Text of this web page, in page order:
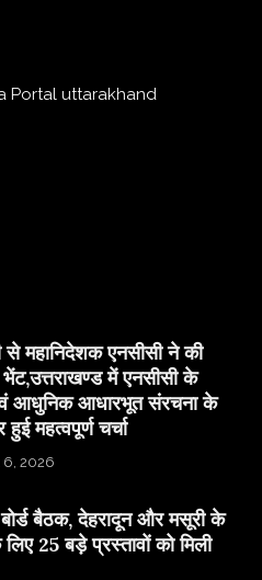
Portal uttarakhand
से महानिदेशक एनसीसी ने की
भेंट,उत्तराखण्ड में एनसीसी के
आधुनिक आधारभूत संरचना के
महत्वपूर्ण चर्चा
6, 2026
बोर्ड बैठक, देहरादून और मसूरी के
25 बड़े प्रस्तावों को मिली